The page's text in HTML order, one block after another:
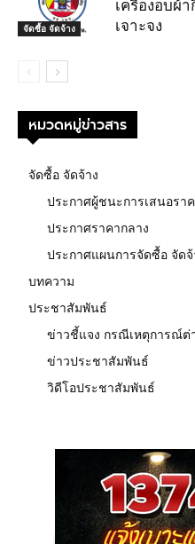
จัดซื้อ จัดจ้าง
เครื่องอบผ้
เจาะจง
หมวดหมู่ข่าวสาร
จัดซื้อ จัดจ้าง
ประกาศผู้ชนะการเสนอรา
ประกาศราคากลาง
ประกาศแผนการจัดซื้อ จัดจ้
บทความ
ประชาสัมพันธ์
ข่าวชี้แจง กรณีเหตุการณ์ต่
ข่าวประชาสัมพันธ์
วิดีโอประชาสัมพันธ์